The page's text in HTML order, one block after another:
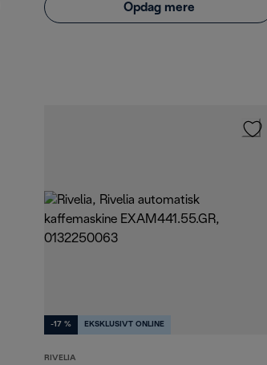
Opdag mere
-17 % EKSKLUSIVT ONLINE
RIVELIA